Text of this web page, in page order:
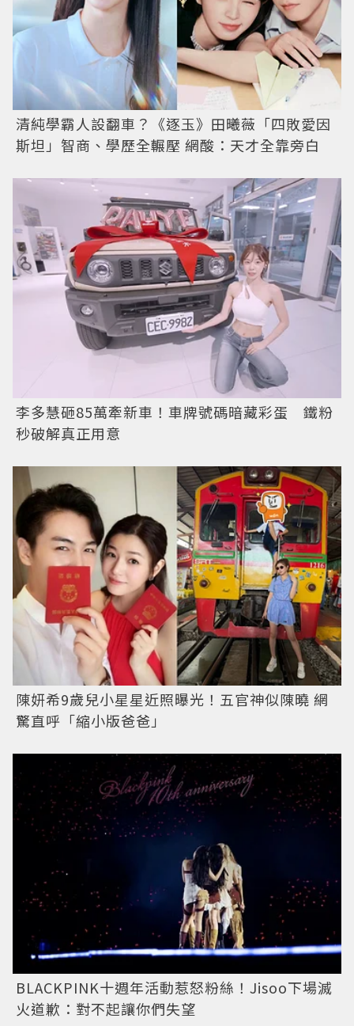
清純學霸人設翻車？《逐玉》田曦薇「四敗愛因
斯坦」智商、學歷全輾壓 網酸：天才全靠旁白
李多慧砸85萬牽新車！車牌號碼暗藏彩蛋 鐵粉
秒破解真正用意
陳妍希9歲兒小星星近照曝光！五官神似陳曉 網
驚直呼「縮小版爸爸」
BLACKPINK十週年活動惹怒粉絲！Jisoo下場滅
火道歉：對不起讓你們失望